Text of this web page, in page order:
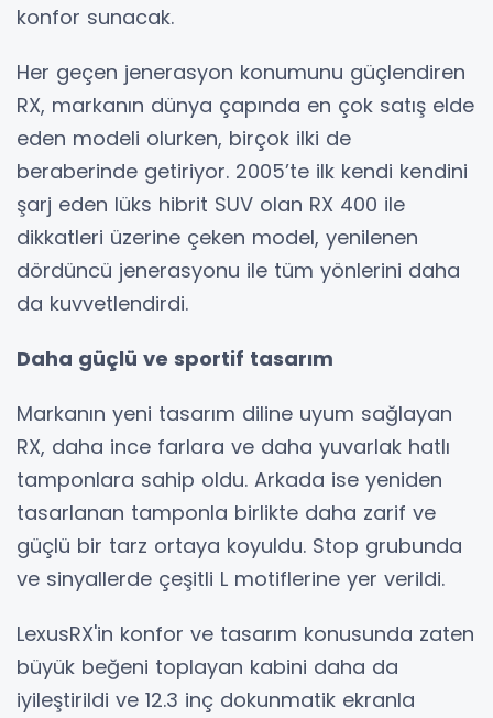
konfor sunacak.
Her geçen jenerasyon konumunu güçlendiren
RX, markanın dünya çapında en çok satış elde
eden modeli olurken, birçok ilki de
beraberinde getiriyor. 2005’te ilk kendi kendini
şarj eden lüks hibrit SUV olan RX 400 ile
dikkatleri üzerine çeken model, yenilenen
dördüncü jenerasyonu ile tüm yönlerini daha
da kuvvetlendirdi.
Daha güçlü ve sportif tasarım
Markanın yeni tasarım diline uyum sağlayan
RX, daha ince farlara ve daha yuvarlak hatlı
tamponlara sahip oldu. Arkada ise yeniden
tasarlanan tamponla birlikte daha zarif ve
güçlü bir tarz ortaya koyuldu. Stop grubunda
ve sinyallerde çeşitli L motiflerine yer verildi.
LexusRX'in konfor ve tasarım konusunda zaten
büyük beğeni toplayan kabini daha da
iyileştirildi ve 12.3 inç dokunmatik ekranla